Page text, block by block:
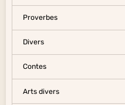
Proverbes
Divers
Contes
Arts divers